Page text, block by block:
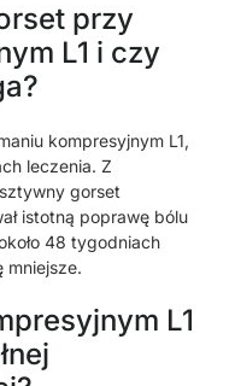
przy
L1 i czy
kompresyjnym L1,
leczenia. Z
gorset
istotną poprawę bólu
48 tygodniach
mniejsze.
L1